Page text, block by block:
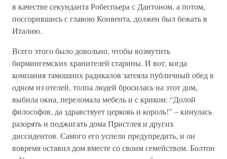
в качестве секунданта Робеспьера с Дантоном, а потом,
поссорившись с главою Конвента, должен был бежать в
Италию.
Всего этого было довольно, чтобы возмутить
бирмингемских хранителей старины. И вот, когда
компания тамошних радикалов затеяла публичный обед в
одном из отелей, толпа людей бросилась на этот дом,
выбила окна, переломала мебель и с криком: “Долой
философов, да здравствует церковь и король!” – кинулась
разорять и поджигать дома Пристлея и других
диссидентов. Самого его успели предупредить, и он
вовремя оставил дом вместе со своим семейством. Болтон